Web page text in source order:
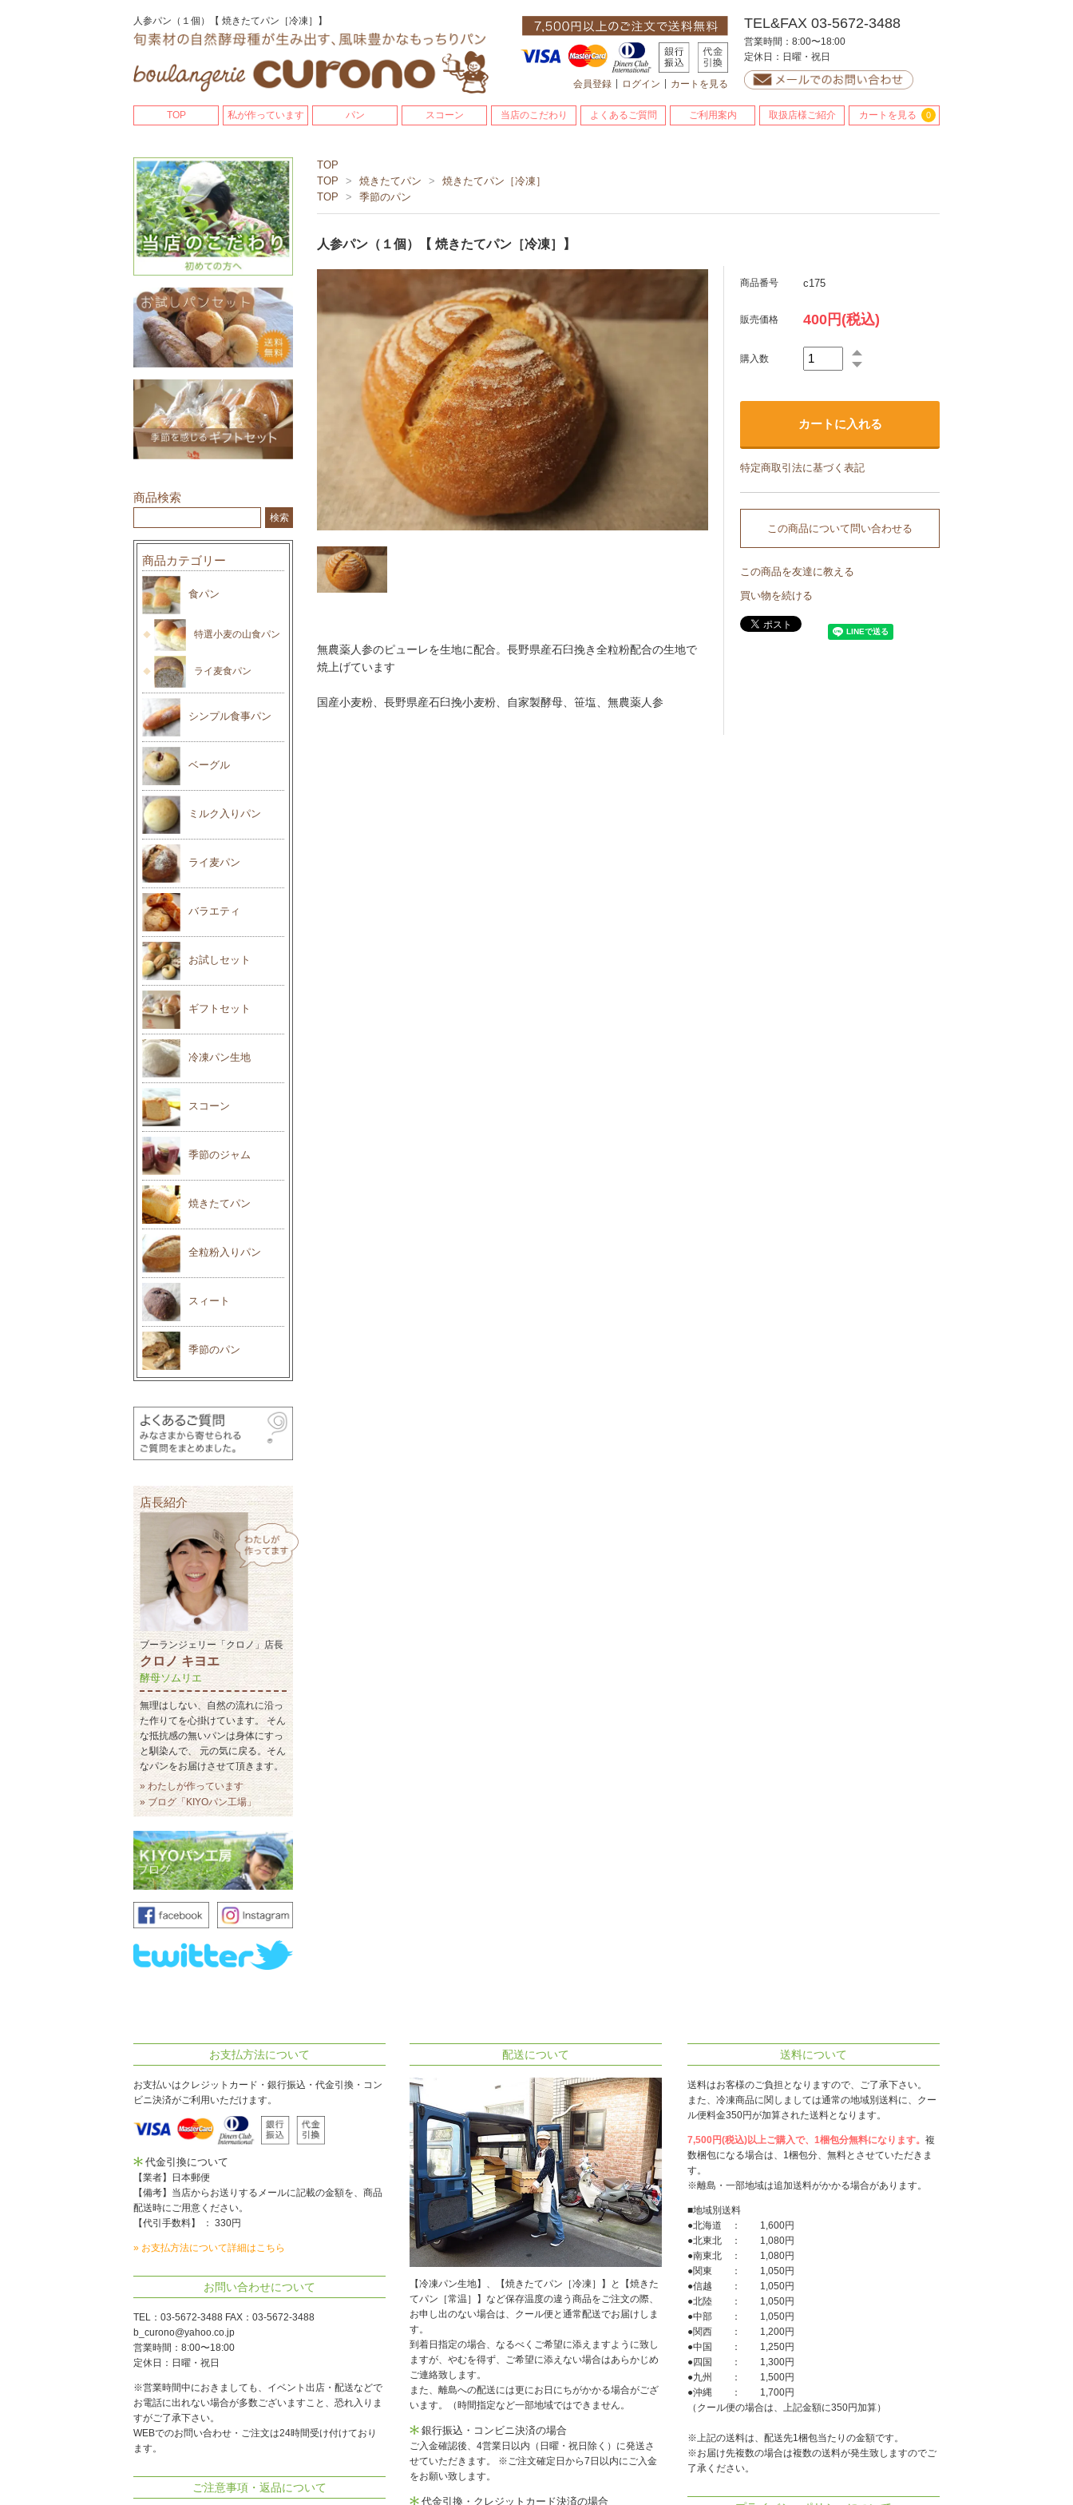
人参パン（１個）【 焼きたてパン［冷凍］】
会員登録 ログイン カートを見る
TEL&FAX 03-5672-3488
営業時間：8:00〜18:00
定休日：日曜・祝日
TOP 私が作っています パン スコーン 当店のこだわり よくあるご質問 ご利用案内 取扱店様ご紹介 カートを見る 0
TOP
TOP
> 焼きたてパン >
焼きたてパン［冷凍］
TOP
> 季節のパン
人参パン（１個）【 焼きたてパン［冷凍］】
商品番号 c175
販売価格 400円(税込)
購入数
無農薬人参のピューレを生地に配合。長野県産石臼挽き全粒粉配合の生地で
焼上げています
国産小麦粉、長野県産石臼挽小麦粉、自家製酵母、笹塩、無農薬人参
特定商取引法に基づく表記
この商品について問い合わせる
この商品を友達に教える
買い物を続ける
商品検索
商品カテゴリー
食パン
特選小麦の山食パン
ライ麦食パン
シンプル食事パン
ベーグル
ミルク入りパン
ライ麦パン
バラエティ
お試しセット
ギフトセット
冷凍パン生地
スコーン
季節のジャム
焼きたてパン
全粒粉入りパン
スィート
季節のパン
店長紹介
ブーランジェリー「クロノ」店長
クロノ キヨエ
酵母ソムリエ
無理はしない、自然の流れに沿っ
た作りてを心掛けています。 そん
な抵抗感の無いパンは身体にすっ
と馴染んで、 元の気に戻る。そん
なパンをお届けさせて頂きます。
» わたしが作っています
» ブログ「KIYOパン工場」
お支払方法について
お支払いはクレジットカード・銀行振込・代金引換・コン
ビニ決済がご利用いただけます。
代金引換について
【業者】日本郵便
【備考】当店からお送りするメールに記載の金額を、商品
配送時にご用意ください。
【代引手数料】 ： 330円
» お支払方法について詳細はこちら
お問い合わせについて
TEL：03-5672-3488 FAX：03-5672-3488
b_curono@yahoo.co.jp
営業時間：8:00〜18:00
定休日：日曜・祝日
※営業時間中におきましても、イベント出店・配送などで
お電話に出れない場合が多数ございますこと、恐れ入りま
すがご了承下さい。
WEBでのお問い合わせ・ご注文は24時間受け付けており
ます。
ご注意事項・返品について
配送について
【冷凍パン生地】、【焼きたてパン［冷凍］】と【焼きた
てパン［常温］】など保存温度の違う商品をご注文の際、
お申し出のない場合は、クール便と通常配送でお届けしま
す。
到着日指定の場合、なるべくご希望に添えますように致し
ますが、やむを得ず、ご希望に添えない場合はあらかじめ
ご連絡致します。
また、離島への配送には更にお日にちがかかる場合がござ
います。（時間指定など一部地域ではできません。
銀行振込・コンビニ決済の場合
ご入金確認後、4営業日以内（日曜・祝日除く）に発送さ
せていただきます。 ※ご注文確定日から7日以内にご入金
をお願い致します。
代金引換・クレジットカード決済の場合
送料について
送料はお客様のご負担となりますので、ご了承下さい。
また、冷凍商品に関しましては通常の地域別送料に、クー
ル便料金350円が加算された送料となります。
7,500円(税込)以上ご購入で、1梱包分無料になります。 複
数梱包になる場合は、1梱包分、無料とさせていただきま
す。
※離島・一部地域は追加送料がかかる場合があります。
■地域別送料
●北海道 ： 1,600円
●北東北 ： 1,080円
●南東北 ： 1,080円
●関東 ： 1,050円
●信越 ： 1,050円
●北陸 ： 1,050円
●中部 ： 1,050円
●関西 ： 1,200円
●中国 ： 1,250円
●四国 ： 1,300円
●九州 ： 1,500円
●沖縄 ： 1,700円
（クール便の場合は、上記金額に350円加算）
※上記の送料は、配送先1梱包当たりの金額です。
※お届け先複数の場合は複数の送料が発生致しますのでご
了承ください。